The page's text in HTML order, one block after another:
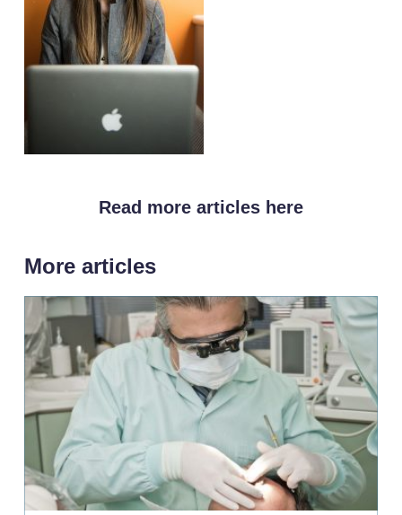
Read more articles here
More articles